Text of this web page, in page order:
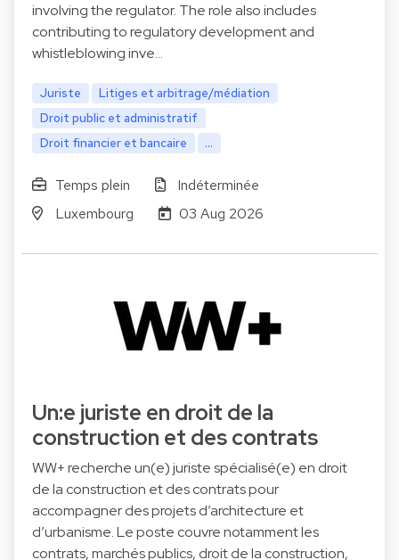
involving the regulator. The role also includes
contributing to regulatory development and
whistleblowing inve…
Juriste
Litiges et arbitrage/médiation
Droit public et administratif
Droit financier et bancaire
...
Temps plein
Indéterminée
Luxembourg
03 Aug 2026
Un:e juriste en droit de la
construction et des contrats
WW+ recherche un(e) juriste spécialisé(e) en droit
de la construction et des contrats pour
accompagner des projets d’architecture et
d’urbanisme. Le poste couvre notamment les
contrats, marchés publics, droit de la construction,